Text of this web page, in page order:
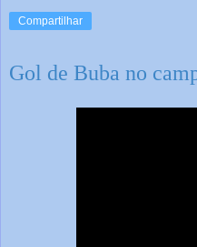
Compartilhar
Gol de Buba no